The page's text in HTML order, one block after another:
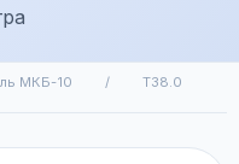
МКБ-10 / T38.0